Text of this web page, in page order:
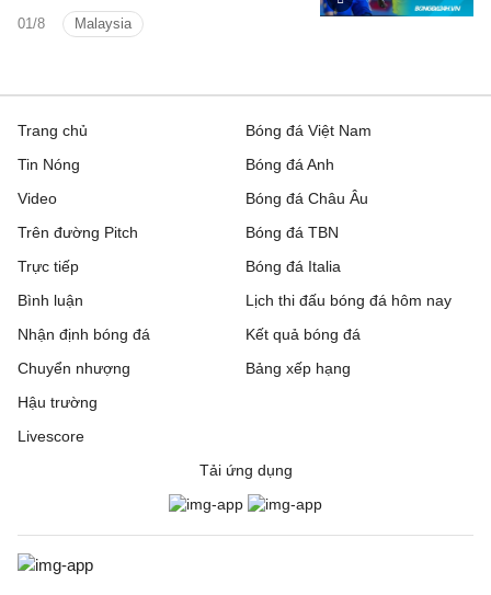
01/8 Malaysia
2026).
Trang chủ
Tin Nóng
Video
Trên đường Pitch
Trực tiếp
Bóng đá Việt Nam
Bóng đá Anh
Bóng đá Châu Âu
Bóng đá TBN
Bóng đá Italia
Bình luận
Nhận định bóng đá
Chuyển nhượng
Hậu trường
Livescore
Lịch thi đấu bóng đá hôm nay
Kết quả bóng đá
Bảng xếp hạng
Tải ứng dụng